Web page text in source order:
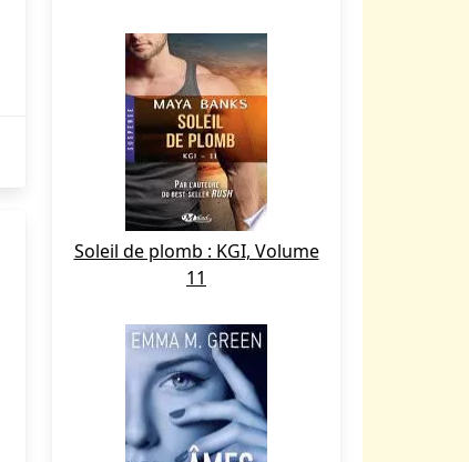
Soleil de plomb : KGI, Volume
11